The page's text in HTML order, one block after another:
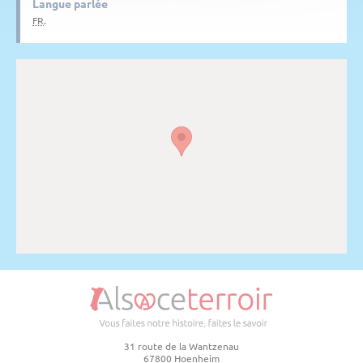
Langue parlée
FR.
31 route de la Wantzenau
67800 Hoenheim